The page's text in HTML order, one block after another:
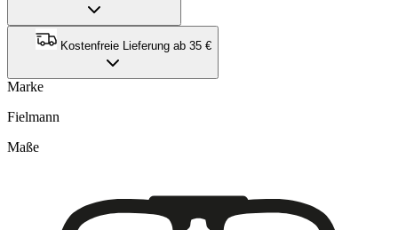
Kostenfreie Lieferung ab 35 €
Marke
Fielmann
Maße